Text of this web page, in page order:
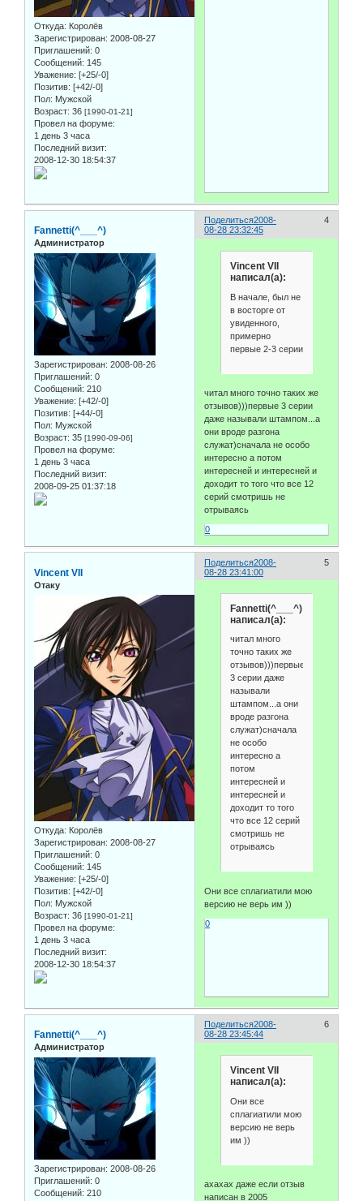
Откуда: Королёв
Зарегистрирован: 2008-08-27
Приглашений: 0
Сообщений: 145
Уважение: [+25/-0]
Позитив: [+42/-0]
Пол: Мужской
Возраст: 36 [1990-01-21]
Провел на форуме:
1 день 3 часа
Последний визит:
2008-12-30 18:54:37
Поделиться 4
2008-
08-28 23:32:45
Fannetti(^___^)
Администратор
Зарегистрирован: 2008-08-26
Приглашений: 0
Сообщений: 210
Уважение: [+42/-0]
Позитив: [+44/-0]
Пол: Мужской
Возраст: 35 [1990-09-06]
Провел на форуме:
1 день 3 часа
Последний визит:
2008-09-25 01:37:18
Vincent VII
написал(а):
В начале, был не
в восторге от
увиденного,
примерно
первые 2-3 серии
читал много точно таких же
отзывов)))первые 3 серии
даже называли штампом...а
они вроде разгона
служат)сначала не особо
интересно а потом
интересней и интересней и
доходит то того что все 12
серий смотришь не
отрываясь
0
Поделиться 5
2008-
08-28 23:41:00
Vincent VII
Отаку
Откуда: Королёв
Зарегистрирован: 2008-08-27
Приглашений: 0
Сообщений: 145
Уважение: [+25/-0]
Позитив: [+42/-0]
Пол: Мужской
Возраст: 36 [1990-01-21]
Провел на форуме:
1 день 3 часа
Последний визит:
2008-12-30 18:54:37
Fannetti(^___^)
написал(а):
читал много
точно таких же
отзывов)))первые
3 серии даже
называли
штампом...а они
вроде разгона
служат)сначала
не особо
интересно а
потом
интересней и
интересней и
доходит то того
что все 12 серий
смотришь не
отрываясь
Они все сплагиатили мою
версию не верь им ))
0
Поделиться 6
2008-
08-28 23:45:44
Fannetti(^___^)
Администратор
Зарегистрирован: 2008-08-26
Приглашений: 0
Сообщений: 210
Vincent VII
написал(а):
Они все
сплагиатили мою
версию не верь
им ))
ахахах даже если отзыв
написан в 2005